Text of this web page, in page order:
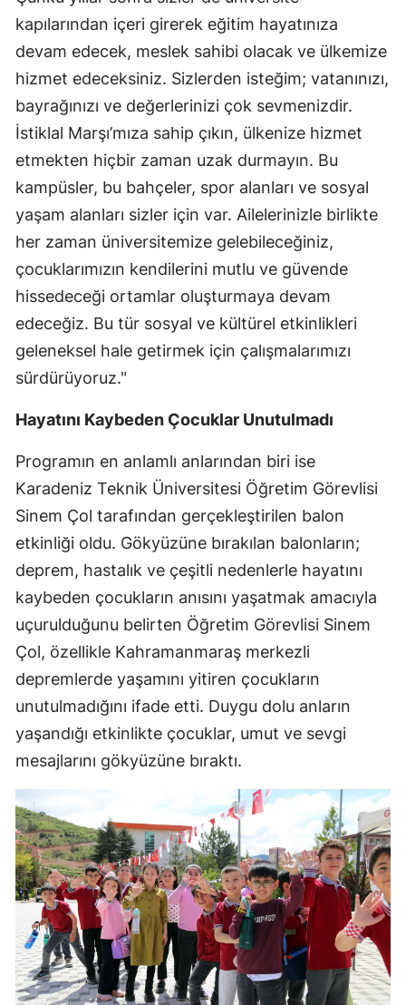
Yalova
Karabük
Kilis
Osmaniye
Düzce
kapılarından içeri girerek eğitim hayatınıza
devam edecek, meslek sahibi olacak ve ülkemize
hizmet edeceksiniz. Sizlerden isteğim; vatanınızı,
bayrağınızı ve değerlerinizi çok sevmenizdir.
İstiklal Marşı’mıza sahip çıkın, ülkenize hizmet
etmekten hiçbir zaman uzak durmayın. Bu
kampüsler, bu bahçeler, spor alanları ve sosyal
yaşam alanları sizler için var. Ailelerinizle birlikte
her zaman üniversitemize gelebileceğiniz,
çocuklarımızın kendilerini mutlu ve güvende
hissedeceği ortamlar oluşturmaya devam
edeceğiz. Bu tür sosyal ve kültürel etkinlikleri
geleneksel hale getirmek için çalışmalarımızı
sürdürüyoruz."
Hayatını Kaybeden Çocuklar Unutulmadı
Programın en anlamlı anlarından biri ise
Karadeniz Teknik Üniversitesi Öğretim Görevlisi
Sinem Çol tarafından gerçekleştirilen balon
etkinliği oldu. Gökyüzüne bırakılan balonların;
deprem, hastalık ve çeşitli nedenlerle hayatını
kaybeden çocukların anısını yaşatmak amacıyla
uçurulduğunu belirten Öğretim Görevlisi Sinem
Çol, özellikle Kahramanmaraş merkezli
depremlerde yaşamını yitiren çocukların
unutulmadığını ifade etti. Duygu dolu anların
yaşandığı etkinlikte çocuklar, umut ve sevgi
mesajlarını gökyüzüne bıraktı.